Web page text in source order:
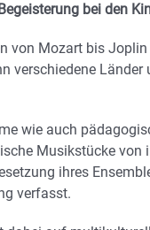
bei den
von Mozart bis
verschiedene
wie auch
Musikstücke
ihres
verfasst.